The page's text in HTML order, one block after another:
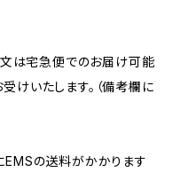
は宅急便でのお届け可能
けいたします。（備考欄に
の送料がかかります